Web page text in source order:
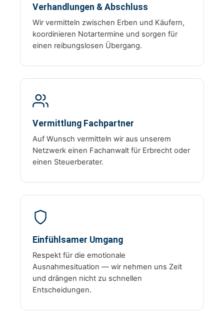
Verhandlungen & Abschluss
Wir vermitteln zwischen Erben und Käufern,
koordinieren Notartermine und sorgen für
einen reibungslosen Übergang.
Vermittlung Fachpartner
Auf Wunsch vermitteln wir aus unserem
Netzwerk einen Fachanwalt für Erbrecht oder
einen Steuerberater.
Einfühlsamer Umgang
Respekt für die emotionale
Ausnahmesituation — wir nehmen uns Zeit
und drängen nicht zu schnellen
Entscheidungen.